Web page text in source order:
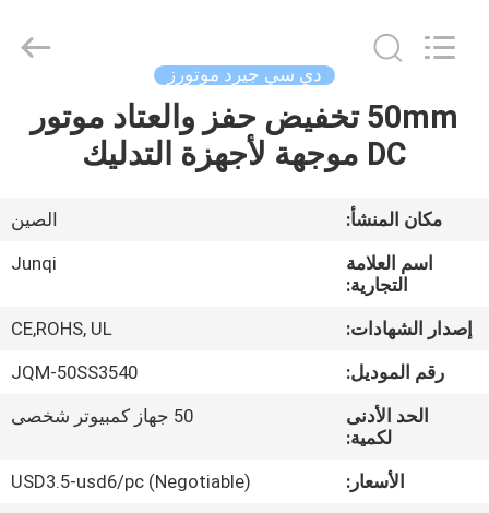
المنزل
معلومات
جولة
International
Reserved.
دي سي جيرد موتورز
50mm تخفيض حفز والعتاد موتور
DC موجهة لأجهزة التدليك
مكان المنشأ:
الصين
اسم العلامة
التجارية:
Junqi
إصدار الشهادات:
CE,ROHS, UL
رقم الموديل:
JQM-50SS3540
الحد الأدنى
لكمية:
50 جهاز كمبيوتر شخصى
الأسعار:
USD3.5-usd6/pc (Negotiable)